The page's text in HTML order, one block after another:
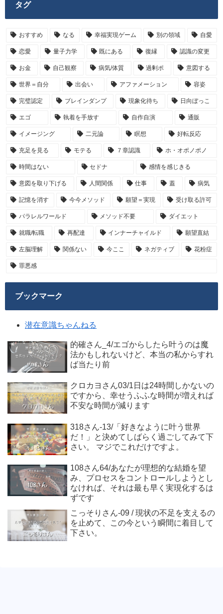
タグ
おすすめ なる 幸福実現ゲーム 別の領域 自愛
恋愛 量子力学 既にある 復縁 認識の変更
お金 自己観察 病気/体質 過剰ポ 意図する
世界＝自分 出会い アファメーション 容姿
完璧認定 ブレインダンプ 現象化待ち 日向ぼっこ
エゴ 執着を手放す 自作自演 通販
イメージング 二元論 瞑想 好転反応
充足を見る モテる ７章認識 ホ・オポノポノ
時間はない セドナ 感情を感じきる
意図を取り下げる 人間関係 仕事 蓋 病気
記憶を消す 今今メソッド 願望＝実現 受け取る許可
パラレルワールド メソッド不要 ダイエット
就職/転職 再配達 インナーチャイルド 願望直結
左脳理解 関係ない 今ここ ネガティブ 花粉症
罪悪感
ブックマーク
潜在意識ちゃんねる
的確さん_4/エゴからしたら叶うのは魔
法かもしれないけど、本当の私からすれ
ば当たり前
クロカヨさん03/1日は24時間しかないの
ですから、幸せうふふな時間が増えれば
不安な時間が減ります
318さん-13/「好きなように叶う世界
だ！」と決めてしばらく過ごしてみて下
さい。 マジでこれだけですよ。
108さん64/あなたが理想的な結婚を望
み、プロセスをコントロールしようとし
なければ、それは最も早く実現化するは
ずです
こっそりさん-09 / 現状の不足を支えるの
を止めて、この今という瞬間に着目して
下さい。